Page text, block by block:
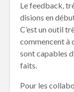
Le feedback,
disions en
C’est un outil
commencent à
sont capables
faits.
Pour les